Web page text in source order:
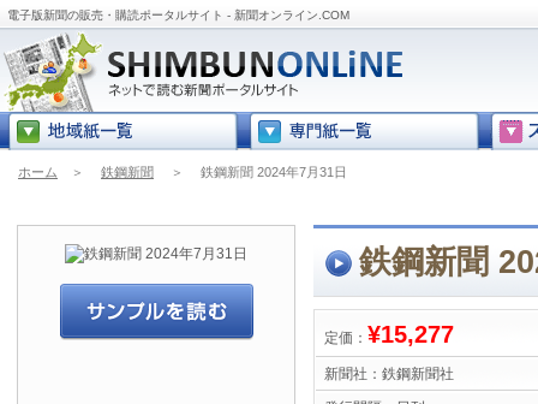
電子版新聞の販売・購読ポータルサイト - 新聞オンライン.COM
ホーム ＞ 鉄鋼新聞 ＞ 鉄鋼新聞 2024年7月31日
鉄鋼新聞
定価： ¥15,277
新聞社： 鉄鋼新聞社